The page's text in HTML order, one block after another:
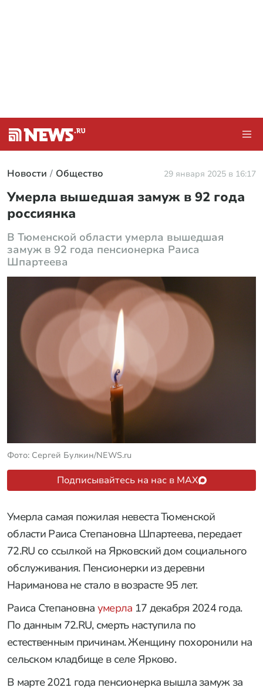
Новости Общество 29 января 2025 в 16:17
Умерла вышедшая замуж в 92 года
россиянка
В Тюменской области умерла вышедшая
замуж в 92 года пенсионерка Раиса
Шпартеева
Фото: Сергей Булкин/NEWS.ru
Подписывайтесь на нас в MAX
Умерла самая пожилая невеста Тюменской
области Раиса Степановна Шпартеева, передает
72.RU со ссылкой на Ярковский дом социального
обслуживания. Пенсионерки из деревни
Нариманова не стало в возрасте 95 лет.
Раиса Степановна умерла 17 декабря 2024 года.
По данным 72.RU, смерть наступила по
естественным причинам. Женщину похоронили на
сельском кладбище в селе Ярково.
В марте 2021 года пенсионерка вышла замуж за